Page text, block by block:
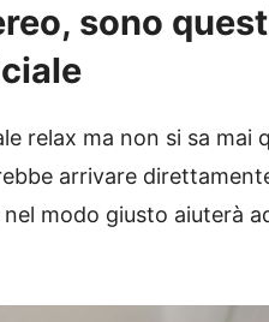
sono
relax ma non si sa mai
arrivare
modo giusto aiuterà